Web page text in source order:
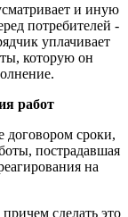
и иную
потребителей -
уплачивает
которую он
работ
договором сроки,
пострадавшая
на
сделать это